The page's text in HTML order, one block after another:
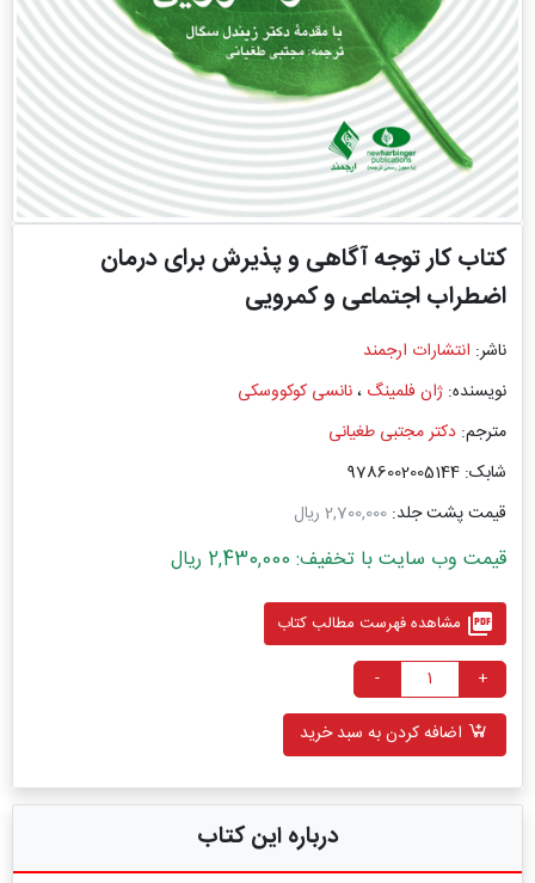
کتاب کار توجه آگاهی و پذیرش برای درمان
اضطراب اجتماعی و کمرویی
ناشر: انتشارات ارجمند
نویسنده: ژان فلمینگ ،نانسی کوکووسکی
مترجم: دکتر مجتبی طغیانی
شابک: 9786002005144
قیمت پشت جلد: 2,700,000 ریال
قیمت وب سایت با تخفیف: 2,430,000 ریال
picture_as_pdf مشاهده فهرست مطالب کتاب
+
-
اضافه کردن به سبد خرید
درباره این کتاب